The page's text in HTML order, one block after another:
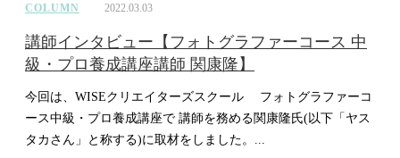
COLUMN 2022.03.03
講師インタビュー【フォトグラファーコース 中
級・プロ養成講座講師 関康隆】
今回は、WISEクリエイターズスクール フォトグラファーコ
ース中級・プロ養成講座で 講師を務める関康隆氏(以下「ヤス
タカさん」と称する)に取材をしました。...